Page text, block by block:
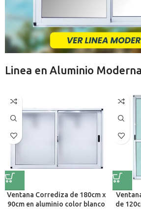
Linea en Aluminio Moderna
Ventana Corrediza de 180cm x
90cm en aluminio color blanco
de